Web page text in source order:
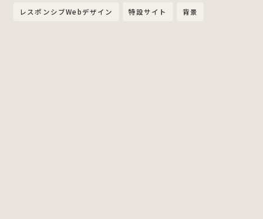
レスポンシブWebデザイン 特設サイト 背景